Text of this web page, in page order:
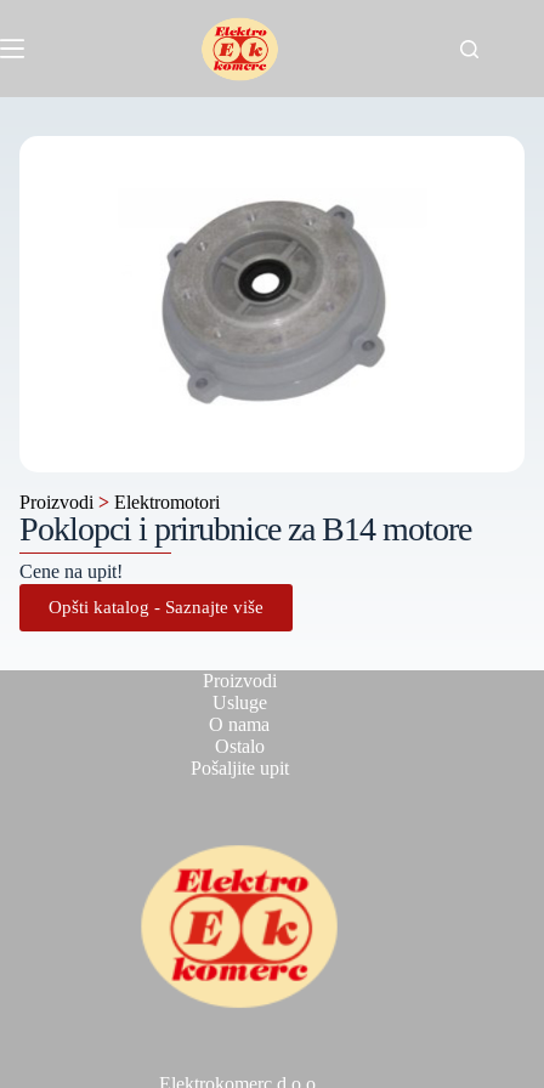
Proizvodi > Elektromotori
Poklopci i prirubnice za B14 motore
Cene na upit!
Opšti katalog - Saznajte više
Proizvodi
Usluge
O nama
Ostalo
Pošaljite upit